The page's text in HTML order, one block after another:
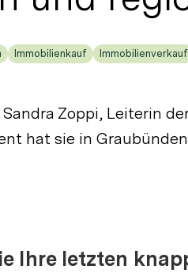
Immobilienkauf Immobilienverkauf
Zoppi, Leiterin
hat sie in
Ihre letzten